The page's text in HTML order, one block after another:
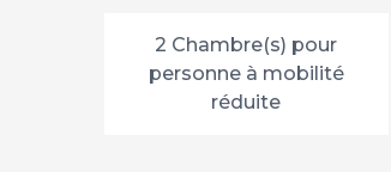
2 Chambre(s) pour
personne à mobilité
réduite